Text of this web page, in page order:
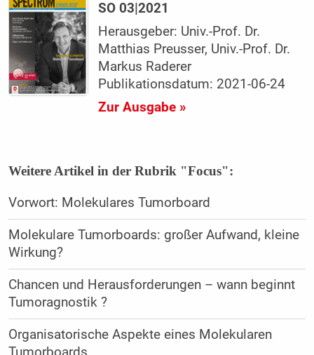
SO 03|2021
Herausgeber: Univ.-Prof. Dr.
Matthias Preusser, Univ.-Prof. Dr.
Markus Raderer
Publikationsdatum: 2021-06-24
Zur Ausgabe »
Weitere Artikel in der Rubrik "Focus":
Vorwort: Molekulares Tumorboard
Molekulare Tumorboards: großer Aufwand, kleine
Wirkung?
Chancen und Herausforderungen – wann beginnt
Tumoragnostik ?
Organisatorische Aspekte eines Molekularen